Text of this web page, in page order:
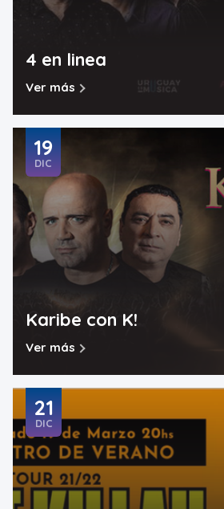
4 en linea
Ver más
Karibe con K!
Ver más
19
DIC
21
DIC